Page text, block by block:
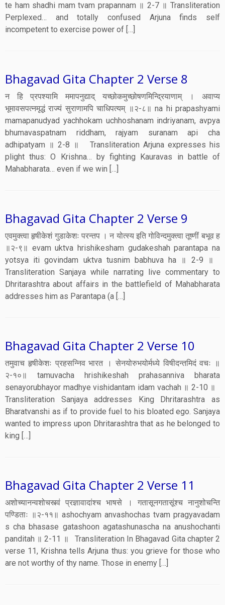
te ham shadhi mam tvam prapannam ॥ 2-7 ॥ Transliteration
Perplexed… and totally confused Arjuna finds self
incompetent to exercise power of […]
Bhagavad Gita Chapter 2 Verse 8
न हि प्रपश्यामि ममापनुद्याद् यच्छोकमुच्छोषणमिन्द्रियाणाम् । अवाप्य
भूमावसपत्नमृद्धं राज्यं सुराणामपि चाधिपत्यम् ॥२-८॥ na hi prapashyami
mamapanudyad yachhokam uchhoshanam indriyanam, avpya
bhumavaspatnam riddham, rajyam suranam api cha
adhipatyam ॥ 2-8 ॥ Transliteration Arjuna expresses his
plight thus: O Krishna… by fighting Kauravas in battle of
Mahabharata… even if we win […]
Bhagavad Gita Chapter 2 Verse 9
एवमुक्त्वा हृषीकेशं गुडाकेशः परन्तप । न योत्स्य इति गोविन्दमुक्त्वा तूष्णीं बभूव ह
॥२-९॥ evam uktva hrishikesham gudakeshah parantapa na
yotsya iti govindam uktva tusnim babhuva ha ॥ 2-9 ॥
Transliteration Sanjaya while narrating live commentary to
Dhritarashtra about affairs in the battlefield of Mahabharata
addresses him as Parantapa (a […]
Bhagavad Gita Chapter 2 Verse 10
तमुवाच हृषीकेशः प्रहसन्निव भारत । सेनयोरुभयोर्मध्ये विषीदन्तमिदं वचः ॥
२-१०॥ tamuvacha hrishikeshah prahasanniva bharata
senayorubhayor madhye vishidantam idam vachah ॥ 2-10 ॥
Transliteration Sanjaya addresses King Dhritarashtra as
Bharatvanshi as if to provide fuel to his bloated ego. Sanjaya
wanted to impress upon Dhritarashtra that as he belonged to
king […]
Bhagavad Gita Chapter 2 Verse 11
अशोच्यानन्वशोचस्त्वं प्रज्ञावादांश्च भाषसे । गतासूनगतासूंश्च नानुशोचन्ति
पण्डिताः ॥२-११॥ ashochyam anvashochas tvam pragyavadam
s cha bhasase gatashoon agatashunascha na anushochanti
panditah ॥ 2-11 ॥ Transliteration In Bhagavad Gita chapter 2
verse 11, Krishna tells Arjuna thus: you grieve for those who
are not worthy of thy name. Those in enemy […]